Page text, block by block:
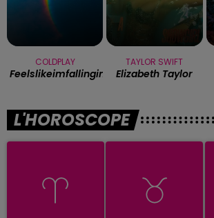
COLDPLAY
Feelslikeimfallinginlove
TAYLOR SWIFT
Elizabeth Taylor
L'HOROSCOPE